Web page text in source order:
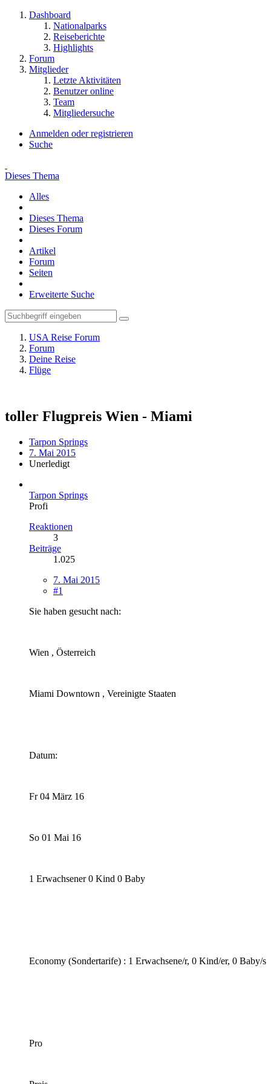
Dashboard
Nationalparks
Reiseberichte
Highlights
Forum
Mitglieder
Letzte Aktivitäten
Benutzer online
Team
Mitgliedersuche
Anmelden oder registrieren
Suche
Dieses Thema
Alles
Dieses Thema
Dieses Forum
Artikel
Forum
Seiten
Erweiterte Suche
USA Reise Forum
Forum
Deine Reise
Flüge
toller Flugpreis Wien - Miami
Tarpon Springs
7. Mai 2015
Unerledigt
Tarpon Springs
Profi
Reaktionen
3
Beiträge
1.025
7. Mai 2015
#1
Sie haben gesucht nach:
Wien , Österreich
Miami Downtown , Vereinigte Staaten
Datum:
Fr 04 März 16
So 01 Mai 16
1 Erwachsener 0 Kind 0 Baby
Economy (Sondertarife) : 1 Erwachsene/r, 0 Kind/er, 0 Baby/s
Pro